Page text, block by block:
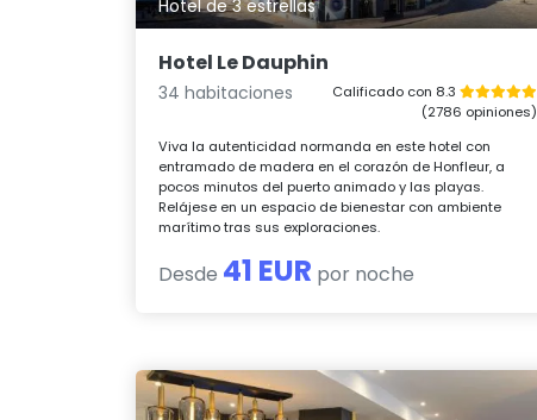
Hotel de 3 estrellas
Hotel Le Dauphin
34 habitaciones
Calificado con 8.3
(2786 opiniones)
Viva la autenticidad normanda en este hotel con
entramado de madera en el corazón de Honfleur, a
pocos minutos del puerto animado y las playas.
Relájese en un espacio de bienestar con ambiente
marítimo tras sus exploraciones.
Desde 41 EUR por noche